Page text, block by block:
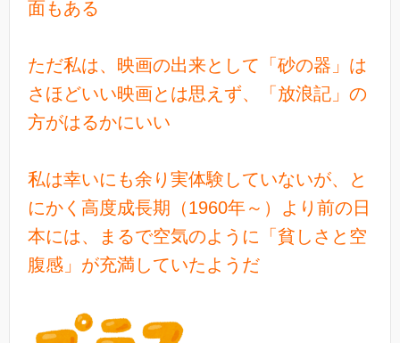
面もある
ただ私は、映画の出来として「砂の器」は
さほどいい映画とは思えず、「放浪記」の
方がはるかにいい
私は幸いにも余り実体験していないが、と
にかく高度成長期（1960年～）より前の日
本には、まるで空気のように「貧しさと空
腹感」が充満していたようだ